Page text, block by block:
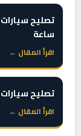
ساعة
اقرأ المقال ←
تصليح سيارات
اقرأ المقال ←